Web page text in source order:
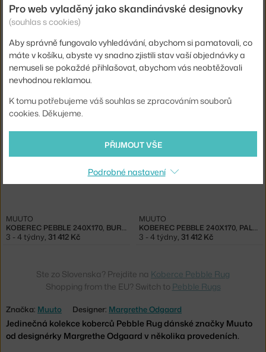
Značka: Muuto Designer: Margrethe Odgaard
Jedinečná kolekce koberců Pebble Rug dánské značky Muuto
od designérky Margrethe Odgaard v několika provedeních.
MUUTO
3 - 4 týdny 49 017 Kč 31 412 Kč
KOBEREC PEBBLE 240X170, BURNT ORANGE
MUUTO
3 - 4 týdny, 31 412 Kč
KOBEREC PEBBLE 240X170, PALE ROSE
MUUTO
3 - 4 týdny, 31 412 Kč
Ste zo Slovenska? Prejdite na Koberce Pebble Rug
Shopping from the EU? Switch to Pebble Rugs
Pro web vyladěný jako skandinávské designovky
(souhlas s cookies)
Aby správně fungovalo vyhledávání, abychom si pamatovali, co
máte v košíku, abyste vy snadno zjistili stav vaší objednávky a
nemuseli se pokaždé přihlašovat, abychom vás neobtěžovali
nevhodnou reklamou.
K tomu potřebujeme váš souhlas se zpracováním souborů
cookies. Děkujeme.
PŘIJMOUT VŠE
Podrobné nastavení